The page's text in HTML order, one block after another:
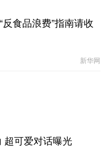
食品浪费”指南请收
新华网
超可爱对话曝光